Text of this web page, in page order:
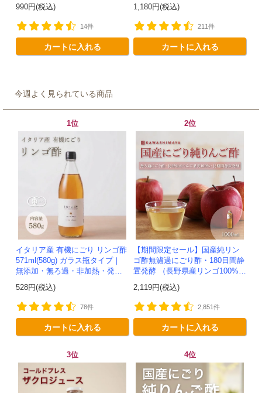
990円(税込)
14件
カートに入れる
1,180円(税込)
211件
カートに入れる
今週よく見られている商品
1位
イタリア産 有機にごり リンゴ酢
571ml(580g) ガラス瓶タイプ｜
無添加・無ろ過・非加熱・発酵
助剤不使用のアップルサイダー
ビネガー -かわしま屋-
528円(税込)
78件
カートに入れる
2位
【期間限定セール】国産純リン
ゴ酢無濾過にごり酢・180日間静
置発酵 （長野県産リンゴ100%）
-1000ml-かわしま屋-
2,119円(税込)
2,851件
カートに入れる
3位 4位